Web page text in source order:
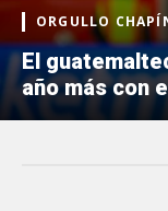
ORGULLO
El
año más con